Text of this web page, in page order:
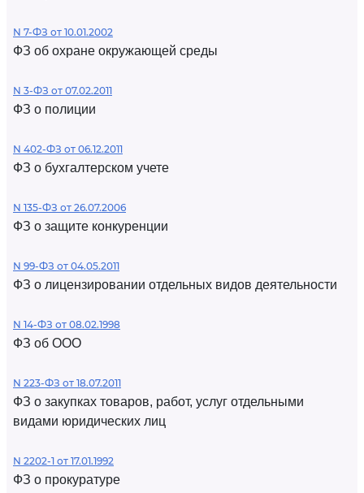
N 7-ФЗ от 10.01.2002
ФЗ об охране окружающей среды
N 3-ФЗ от 07.02.2011
ФЗ о полиции
N 402-ФЗ от 06.12.2011
ФЗ о бухгалтерском учете
N 135-ФЗ от 26.07.2006
ФЗ о защите конкуренции
N 99-ФЗ от 04.05.2011
ФЗ о лицензировании отдельных видов деятельности
N 14-ФЗ от 08.02.1998
ФЗ об ООО
N 223-ФЗ от 18.07.2011
ФЗ о закупках товаров, работ, услуг отдельными
видами юридических лиц
N 2202-1 от 17.01.1992
ФЗ о прокуратуре